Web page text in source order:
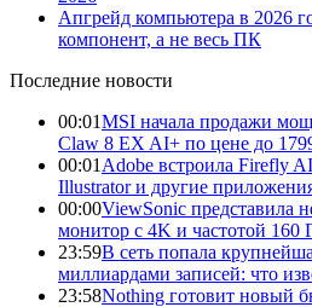
Апгрейд компьютера в 2026
компонент, а не весь ПК
Последние новости
00:01MSI начала продажи
Claw 8 EX AI+ по цене до
00:01 Adobe встроила Firefly
Illustrator и другие
00:00ViewSonic
монитор с 4K и частотой 160
23:59В сеть попала
миллиардами записей: что
23:58Nothing готовит новый